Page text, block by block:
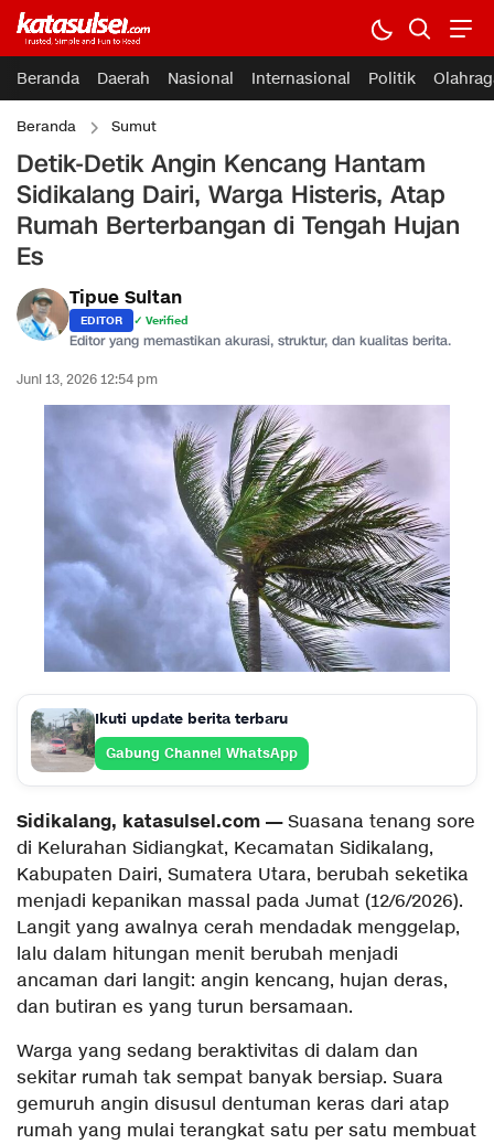
Beranda Daerah Nasional Internasional Politik
Beranda Sumut
Detik-Detik Angin Kencang Hantam
Sidikalang Dairi, Warga Histeris, Atap
Rumah Berterbangan di Tengah Hujan
Es
Tipue Sultan
EDITOR ✓ Verified
Editor yang memastikan akurasi, struktur, dan kualitas berita.
Juni 13, 2026 12:54 pm
Ikuti update berita terbaru
Gabung Channel WhatsApp
Sidikalang, katasulsel.com —Suasana tenang sore
di Kelurahan Sidiangkat, Kecamatan Sidikalang,
Kabupaten Dairi, Sumatera Utara, berubah seketika
menjadi kepanikan massal pada Jumat (12/6/2026).
Langit yang awalnya cerah mendadak menggelap,
lalu dalam hitungan menit berubah menjadi
ancaman dari langit: angin kencang, hujan deras,
dan butiran es yang turun bersamaan.
Warga yang sedang beraktivitas di dalam dan
sekitar rumah tak sempat banyak bersiap. Suara
gemuruh angin disusul dentuman keras dari atap
rumah yang mulai terangkat satu per satu membuat